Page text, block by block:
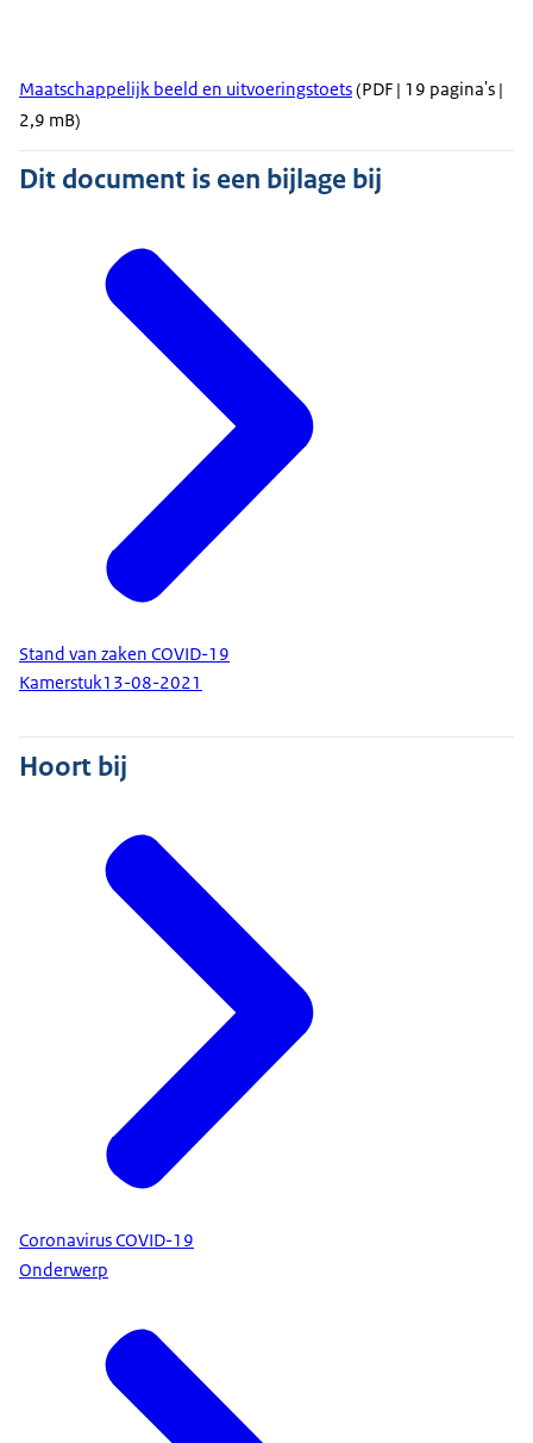
Maatschappelijk beeld en uitvoeringstoets(PDF | 19 pagina's |
2,9 mB)
Dit document is een bijlage bij
Stand van zaken COVID-19
Kamerstuk13-08-2021
Hoort bij
Coronavirus COVID-19
Onderwerp